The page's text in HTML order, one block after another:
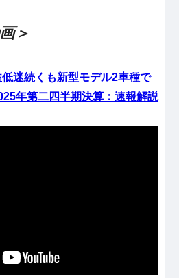
＞
迷続くも新型モデル2車種で
年第二四半期決算：速報解説